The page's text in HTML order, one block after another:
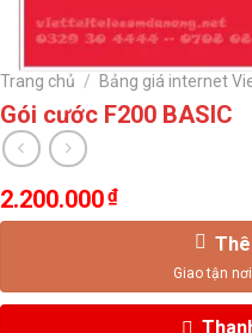
Trang chủ / Bảng giá internet
Gói cước F200 BASIC
2.200.000₫